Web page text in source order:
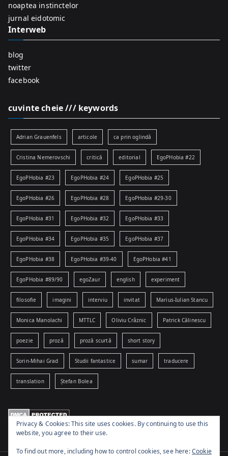
noaptea instinctelor
jurnal eidotomic
Interweb
blog
twitter
facebook
cuvinte cheie /// keywords
Adrian Grauenfels articole ca prin oglindă
Cristina Nemerovschi critică editorial EgoPHobia #22
EgoPHobia #23 EgoPHobia #24 EgoPHobia #25
EgoPHobia #26 EgoPHobia #28 EgoPHobia #29-30
EgoPHobia #31 EgoPHobia #32 EgoPHobia #33
EgoPHobia #34 EgoPHobia #35 EgoPHobia #37
EgoPHobia #38 EgoPHobia #39-40 EgoPHobia #41
EgoPHobia #89/90 egoZaur english experiment
filosofie imagini interviu invitat Marius-Iulian Stancu
Monica Manolachi MTTLC Oliviu Crâznic Patrick Călinescu
poezie proză proză scurtă short story
Sorin-Mihai Grad Studii fantastice sumar traducere
translation Ștefan Bolea
Privacy & Cookies: This site uses cookies. By continuing to use this
website, you agree to their use.
To find out more, including how to control cookies, see here:Cookie